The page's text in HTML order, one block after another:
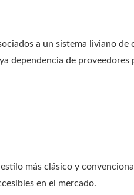
a un sistema liviano
dependencia de
más clásico y
en el mercado.